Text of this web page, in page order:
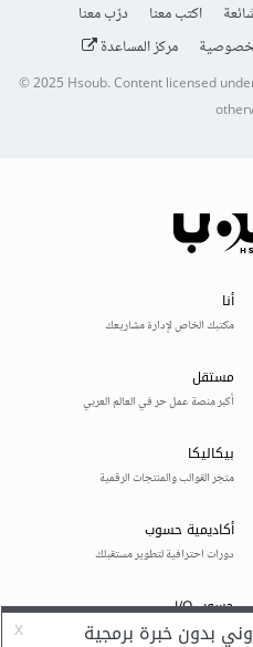
اكتب معنا
درّب معنا
مركز المساعدة
© 2025Hsoub.Content licensed